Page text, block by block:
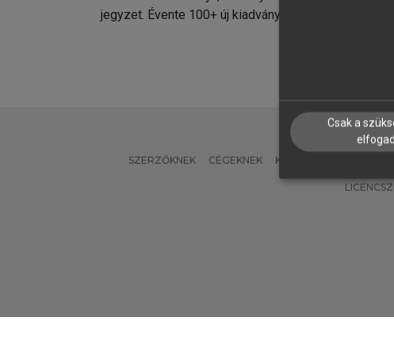
jegyzet. Évente 100+ új kiadvány.
SZERZŐKNEK CÉGEKNEK KÖNYVTÁROSOKNAK
Csak a